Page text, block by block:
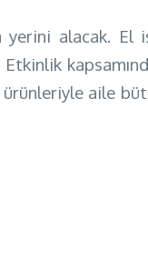
yerini alacak. El
aile